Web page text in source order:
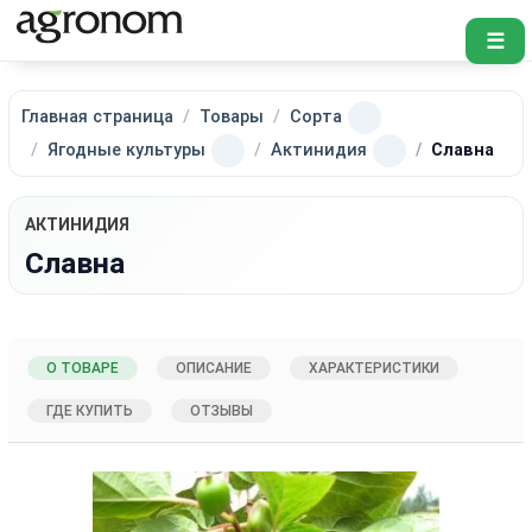
☰
Главная страница Товары
Сорта
Ягодные культуры
Актинидия Славна
АКТИНИДИЯ
Славна
О ТОВАРЕ ОПИСАНИЕ ХАРАКТЕРИСТИКИ
ГДЕ КУПИТЬ ОТЗЫВЫ